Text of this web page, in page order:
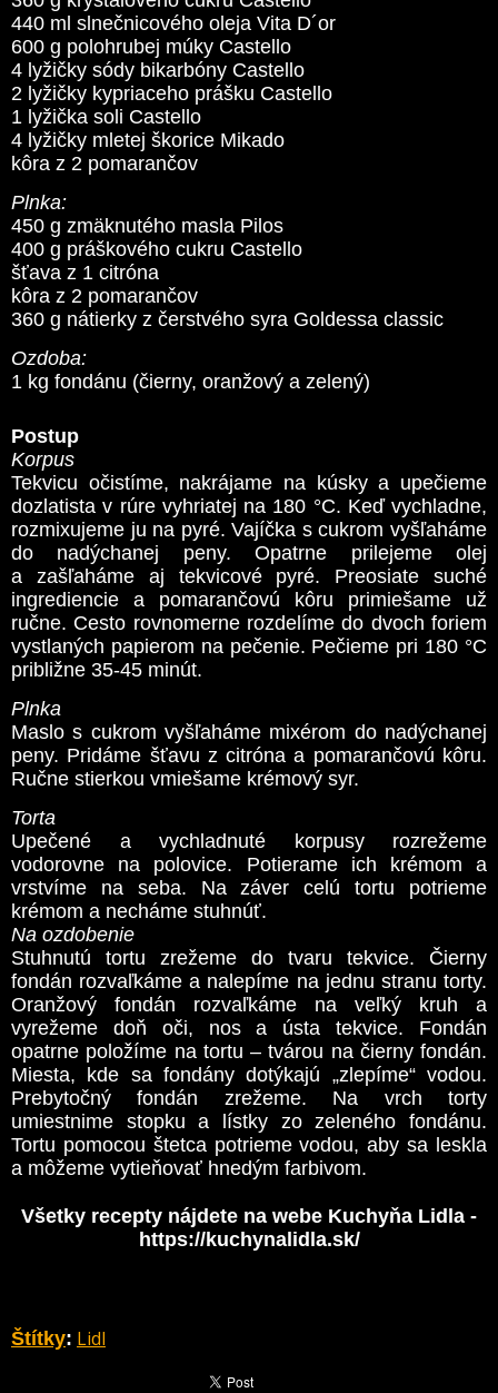
440 ml slnečnicového oleja Vita D´or
600 g polohrubej múky Castello
4 lyžičky sódy bikarbóny Castello
2 lyžičky kypriaceho prášku Castello
1 lyžička soli Castello
4 lyžičky mletej škorice Mikado
kôra z 2 pomarančov
Plnka:
450 g zmäknutého masla Pilos
400 g práškového cukru Castello
šťava z 1 citróna
kôra z 2 pomarančov
360 g nátierky z čerstvého syra Goldessa classic
Ozdoba:
1 kg fondánu (čierny, oranžový a zelený)
Postup
Korpus
Tekvicu očistíme, nakrájame na kúsky a upečieme
dozlatista v rúre vyhriatej na 180 °C. Keď vychladne,
rozmixujeme ju na pyré. Vajíčka s cukrom vyšľaháme
do nadýchanej peny. Opatrne prilejeme olej
a zašľaháme aj tekvicové pyré. Preosiate suché
ingrediencie a pomarančovú kôru primiešame už
ručne. Cesto rovnomerne rozdelíme do dvoch foriem
vystlaných papierom na pečenie. Pečieme pri 180 °C
približne 35-45 minút.
Plnka
Maslo s cukrom vyšľaháme mixérom do nadýchanej
peny. Pridáme šťavu z citróna a pomarančovú kôru.
Ručne stierkou vmiešame krémový syr.
Torta
Upečené a vychladnuté korpusy rozrežeme
vodorovne na polovice. Potierame ich krémom a
vrstvíme na seba. Na záver celú tortu potrieme
krémom a necháme stuhnúť.
Na ozdobenie
Stuhnutú tortu zrežeme do tvaru tekvice. Čierny
fondán rozvaľkáme a nalepíme na jednu stranu torty.
Oranžový fondán rozvaľkáme na veľký kruh a
vyrežeme doň oči, nos a ústa tekvice. Fondán
opatrne položíme na tortu – tvárou na čierny fondán.
Miesta, kde sa fondány dotýkajú „zlepíme“ vodou.
Prebytočný fondán zrežeme. Na vrch torty
umiestnime stopku a lístky zo zeleného fondánu.
Tortu pomocou štetca potrieme vodou, aby sa leskla
a môžeme vytieňovať hnedým farbivom.
Všetky recepty nájdete na webe Kuchyňa Lidla -
https://kuchynalidla.sk/
Štítky: Lidl